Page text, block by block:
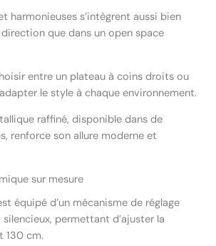
harmonieuses s’intègrent aussi bien
que dans un open space
entre un plateau à coins droits ou
le style à chaque environnement.
raffiné, disponible dans de
renforce son allure moderne et
sur mesure
équipé d’un mécanisme de réglage
permettant d’ajuster la
130 cm.